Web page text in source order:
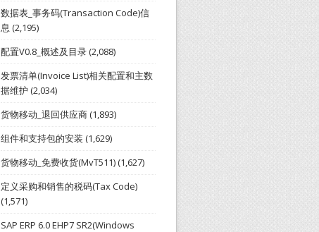
数据表_事务码(Transaction Code)信
息 (2,195)
配置V0.8_概述及目录(2,088)
发票清单(Invoice List)相关配置和主数
据维护 (2,034)
货物移动_退回供应商(1,893)
组件和支持包的安装 (1,629)
货物移动_免费收货(MvT511)(1,627)
定义采购和销售的税码(Tax Code)
(1,571)
SAP ERP 6.0 EHP7 SR2(Windows